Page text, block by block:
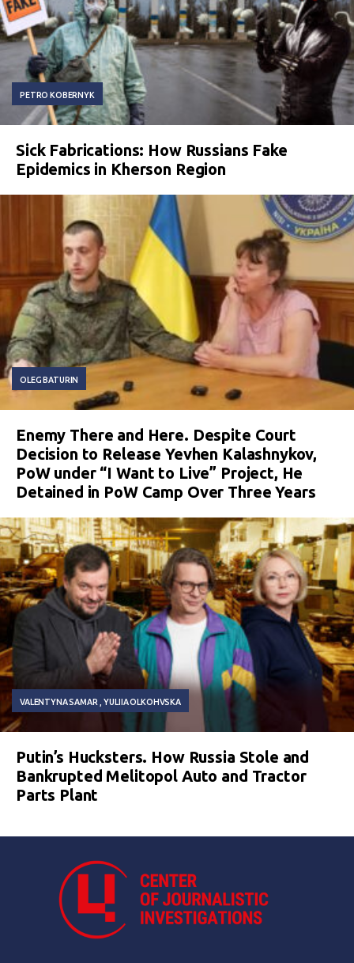
PETRO KOBERNYK
Sick Fabrications: How Russians Fake
Epidemics in Kherson Region
OLEG BATURIN
Enemy There and Here. Despite Court
Decision to Release Yevhen Kalashnykov,
PoW under “I Want to Live” Project, He
Detained in PoW Camp Over Three Years
VALENTYNA SAMAR YULIIA OLKOHVSKA
Putin’s Hucksters. How Russia Stole and
Bankrupted Melitopol Auto and Tractor
Parts Plant